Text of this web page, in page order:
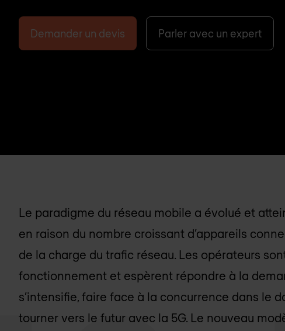
Demander un devis Parler avec un expert
Le paradigme du réseau mobile a évolué et
en raison du nombre croissant d’appareils
de la charge du trafic réseau. Les opérateurs
fonctionnement et espèrent répondre à la
s’intensifie, faire face à la concurrence dans le
tourner vers le futur avec la 5G. Le nouveau